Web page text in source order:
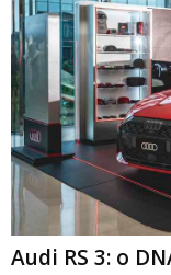
Audi RS 3: o